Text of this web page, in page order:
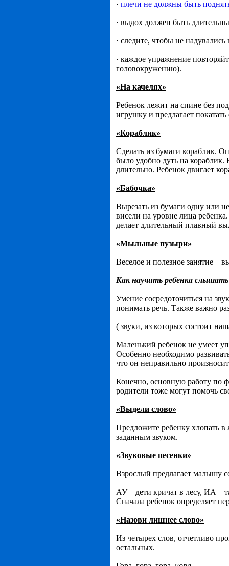
· плечи не должны быть
· выдох должен быть
· следите, чтобы не
· каждое упражнение
головокружению).
«На качелях»
Ребенок лежит на спине без
игрушку и предлагает
«Кораблик»
Сделать из бумаги кораблик.
было удобно дуть на кораблик.
длительно. Ребенок двигает
«Бабочка»
Вырезать из бумаги одну или
висели на уровне лица
делает длительный плавный
«Мыльные пузыри»
Веселое и полезное занятие –
Как научить ребенка
Умение сосредоточиться на
понимать речь. Также важно
( звуки, из которых состоит
Маленький ребенок не умеет
Особенно необходимо
что он неправильно
Конечно, основную работу по
родители тоже могут помочь
«Выдели слово»
Предложите ребенку хлопать в
заданным звуком.
«Звуковые песенки»
Взрослый предлагает малышу
АУ – дети кричат в лесу, ИА –
Сначала ребенок определяет
«Назови лишнее слово»
Из четырех слов, отчетливо
остальных.